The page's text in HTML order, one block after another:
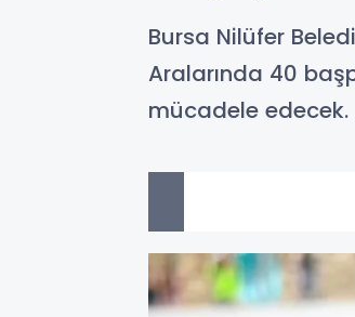
Bursa Nilüfer
Aralarında 40
mücadele edecek.